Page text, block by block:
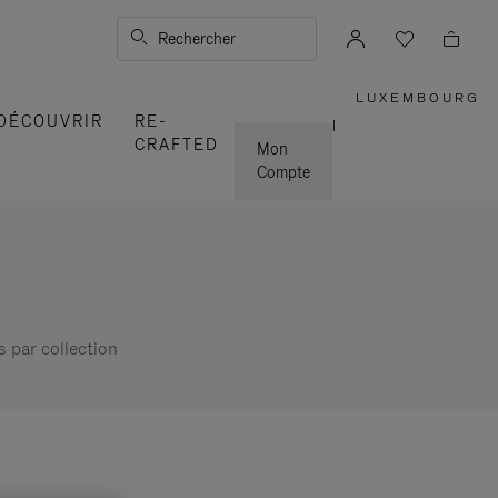
Rechercher
RE-
CRAFTED
Mon
Compte
LUXEMBOURG
|
par collection